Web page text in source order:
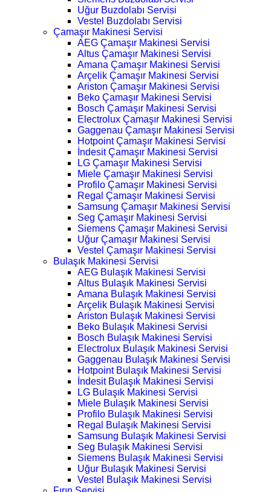
Uğur Buzdolabı Servisi
Vestel Buzdolabı Servisi
Çamaşır Makinesi Servisi
AEG Çamaşır Makinesi Servisi
Altus Çamaşır Makinesi Servisi
Amana Çamaşır Makinesi Servisi
Arçelik Çamaşır Makinesi Servisi
Ariston Çamaşır Makinesi Servisi
Beko Çamaşır Makinesi Servisi
Bosch Çamaşır Makinesi Servisi
Electrolux Çamaşır Makinesi Servisi
Gaggenau Çamaşır Makinesi Servisi
Hotpoint Çamaşır Makinesi Servisi
İndesit Çamaşır Makinesi Servisi
LG Çamaşır Makinesi Servisi
Miele Çamaşır Makinesi Servisi
Profilo Çamaşır Makinesi Servisi
Regal Çamaşır Makinesi Servisi
Samsung Çamaşır Makinesi Servisi
Seg Çamaşır Makinesi Servisi
Siemens Çamaşır Makinesi Servisi
Uğur Çamaşır Makinesi Servisi
Vestel Çamaşır Makinesi Servisi
Bulaşık Makinesi Servisi
AEG Bulaşık Makinesi Servisi
Altus Bulaşık Makinesi Servisi
Amana Bulaşık Makinesi Servisi
Arçelik Bulaşık Makinesi Servisi
Ariston Bulaşık Makinesi Servisi
Beko Bulaşık Makinesi Servisi
Bosch Bulaşık Makinesi Servisi
Electrolux Bulaşık Makinesi Servisi
Gaggenau Bulaşık Makinesi Servisi
Hotpoint Bulaşık Makinesi Servisi
İndesit Bulaşık Makinesi Servisi
LG Bulaşık Makinesi Servisi
Miele Bulaşık Makinesi Servisi
Profilo Bulaşık Makinesi Servisi
Regal Bulaşık Makinesi Servisi
Samsung Bulaşık Makinesi Servisi
Seg Bulaşık Makinesi Servisi
Siemens Bulaşık Makinesi Servisi
Uğur Bulaşık Makinesi Servisi
Vestel Bulaşık Makinesi Servisi